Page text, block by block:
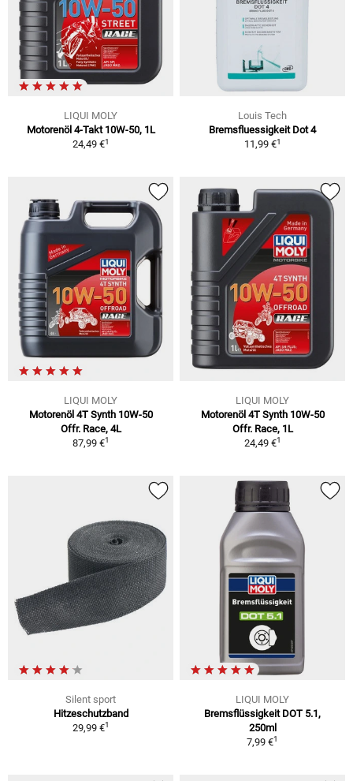
LIQUI MOLY
Motorenöl 4-Takt 10W-50, 1L
24,49 €1
Louis Tech
Bremsfluessigkeit Dot 4
11,99 €1
LIQUI MOLY
Motorenöl 4T Synth 10W-50
Offr. Race, 4L
87,99 €1
LIQUI MOLY
Motorenöl 4T Synth 10W-50
Offr. Race, 1L
24,49 €1
Silent sport
Hitzeschutzband
29,99 €1
LIQUI MOLY
Bremsflüssigkeit DOT 5.1,
250ml
7,99 €1